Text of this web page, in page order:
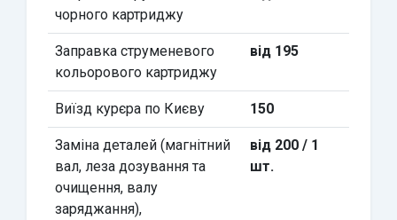
чорного картриджу
Заправка струменевого
кольорового картриджу
від 195
Виїзд курєра по Києву 150
Заміна деталей (магнітний
вал, леза дозування та
очищення, валу
заряджання),
від 200 / 1
шт.